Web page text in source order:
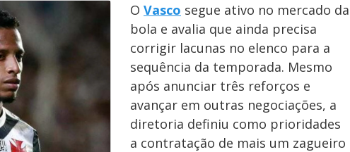
Opens in new window
O Vasco segue ativo no mercado da
bola e avalia que ainda precisa
corrigir lacunas no elenco para a
sequência da temporada. Mesmo
após anunciar três reforços e
avançar em outras negociações, a
diretoria definiu como prioridades
a contratação de mais um zagueiro